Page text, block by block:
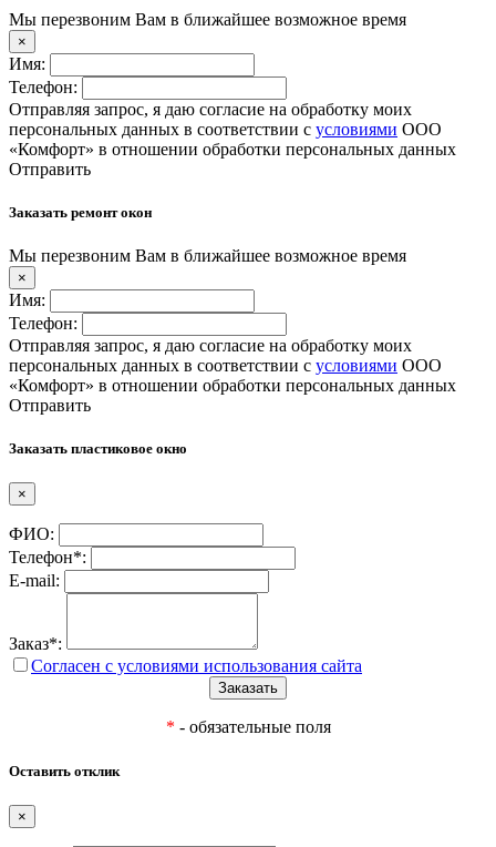
Мы перезвоним Вам в ближайшее возможное время
×
Имя:
Телефон:
Отправляя запрос, я даю согласие на обработку моих
персональных данных в соответствии с условиями ООО
«Комфорт» в отношении обработки персональных данных
Отправить
Заказать ремонт окон
Мы перезвоним Вам в ближайшее возможное время
×
Имя:
Телефон:
Отправляя запрос, я даю согласие на обработку моих
персональных данных в соответствии с условиями ООО
«Комфорт» в отношении обработки персональных данных
Отправить
Заказать пластиковое окно
×
ФИО:
Телефон*:
E-mail:
Заказ*:
Согласен с условиями использования сайта
* - обязательные поля
Оставить отклик
×